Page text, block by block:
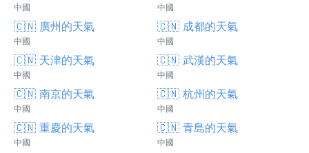
中國 中國
🇨🇳 廣州的天氣
中國
🇨🇳 成都的天氣
中國
🇨🇳 天津的天氣
中國
🇨🇳 武漢的天氣
中國
🇨🇳 南京的天氣
中國
🇨🇳 杭州的天氣
中國
🇨🇳 重慶的天氣
中國
🇨🇳 青島的天氣
中國